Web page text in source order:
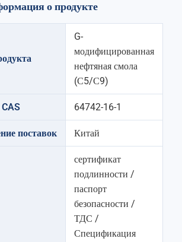
о продукте
G-
модифицированная
нефтяная смола
(С5/С9)
64742-16-1
поставок Китай
сертификат
подлинности /
паспорт
безопасности /
ТДС /
Спецификация